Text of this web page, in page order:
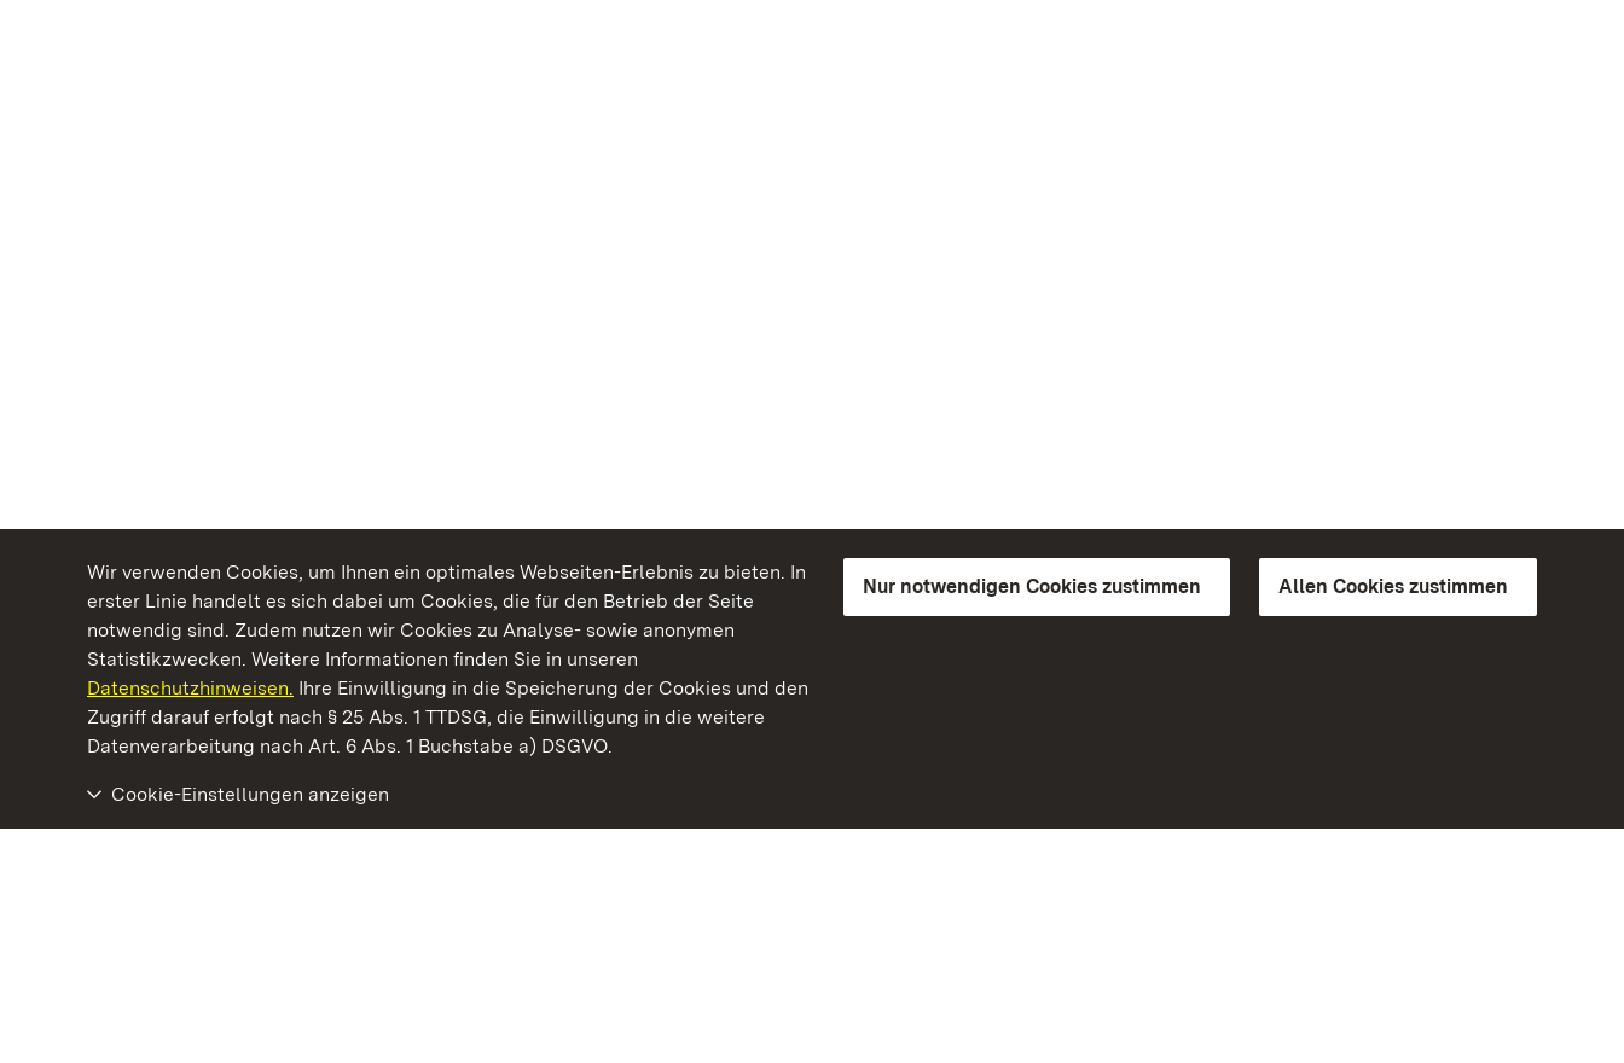
Wir verwenden Cookies, um Ihnen ein optimales Webseiten-Erlebnis zu bieten. In
erster Linie handelt es sich dabei um Cookies, die für den Betrieb der Seite
notwendig sind. Zudem nutzen wir Cookies zu Analyse- sowie anonymen
Statistikzwecken. Weitere Informationen finden Sie in unseren
Datenschutzhinweisen. Ihre Einwilligung in die Speicherung der Cookies und den
Zugriff darauf erfolgt nach § 25 Abs. 1 TTDSG, die Einwilligung in die weitere
Datenverarbeitung nach Art. 6 Abs. 1 Buchstabe a) DSGVO.
Nur notwendigen Cookies zustimmen Allen Cookies zustimmen
Cookie-Einstellungen anzeigen
Kommen. Staunen. Genießen.